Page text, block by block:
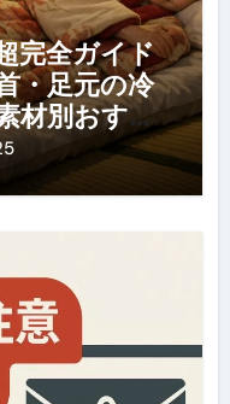
完全ガイド
・足元の冷
材別おすす
Q&Aまで